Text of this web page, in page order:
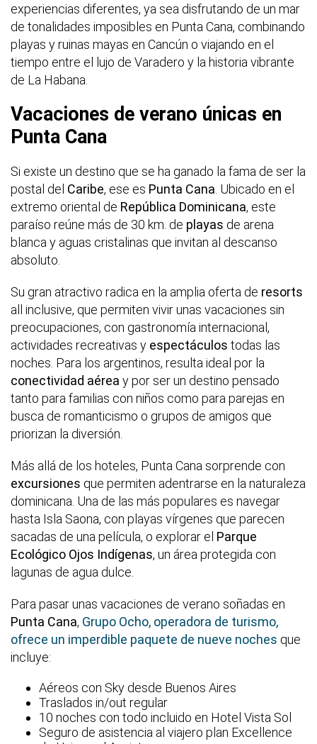
experiencias diferentes, ya sea disfrutando de un mar
de tonalidades imposibles en Punta Cana, combinando
playas y ruinas mayas en Cancún o viajando en el
tiempo entre el lujo de Varadero y la historia vibrante
de La Habana.
Vacaciones de verano únicas en
Punta Cana
Si existe un destino que se ha ganado la fama de ser la
postal del Caribe, ese es Punta Cana . Ubicado en el
extremo oriental de República Dominicana, este
paraíso reúne más de 30 km. de playas de arena
blanca y aguas cristalinas que invitan al descanso
absoluto.
Su gran atractivo radica en la amplia oferta de resorts
all inclusive, que permiten vivir unas vacaciones sin
preocupaciones, con gastronomía internacional,
actividades recreativas y espectáculos todas las
noches. Para los argentinos, resulta ideal por la
conectividad aérea y por ser un destino pensado
tanto para familias con niños como para parejas en
busca de romanticismo o grupos de amigos que
priorizan la diversión.
Más allá de los hoteles, Punta Cana sorprende con
excursiones que permiten adentrarse en la naturaleza
dominicana. Una de las más populares es navegar
hasta Isla Saona, con playas vírgenes que parecen
sacadas de una película, o explorar el Parque
Ecológico Ojos Indígenas, un área protegida con
lagunas de agua dulce.
Para pasar unas vacaciones de verano soñadas en
Punta Cana, Grupo Ocho, operadora de turismo,
ofrece un imperdible paquete de nueve noches que
incluye:
Aéreos con Sky desde Buenos Aires
Traslados in/out regular
10 noches con todo incluido en Hotel Vista Sol
Seguro de asistencia al viajero plan Excellence